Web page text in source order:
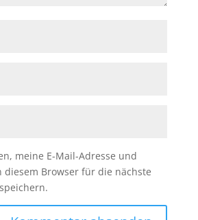
meine E-Mail-Adresse und
diesem Browser für die nächste